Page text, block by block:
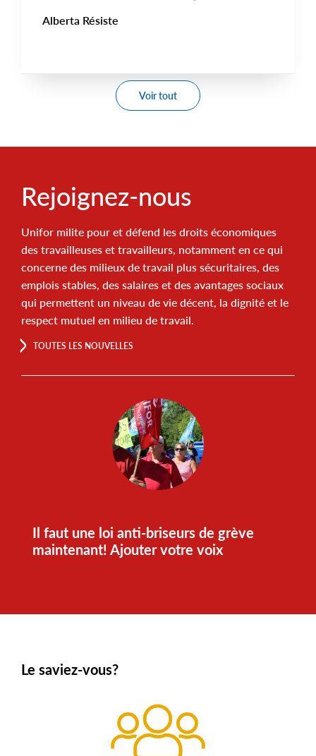
Alberta Résiste
Voir tout
Rejoignez-nous
Unifor milite pour et défend les droits économiques
des travailleuses et travailleurs, notamment en ce qui
concerne des milieux de travail plus sécuritaires, des
emplois stables, des salaires et des avantages sociaux
qui permettent un niveau de vie décent, la dignité et le
respect mutuel en milieu de travail.
TOUTES LES NOUVELLES
Il faut une loi anti-briseurs de grève
maintenant! Ajouter votre voix
Le saviez-vous?